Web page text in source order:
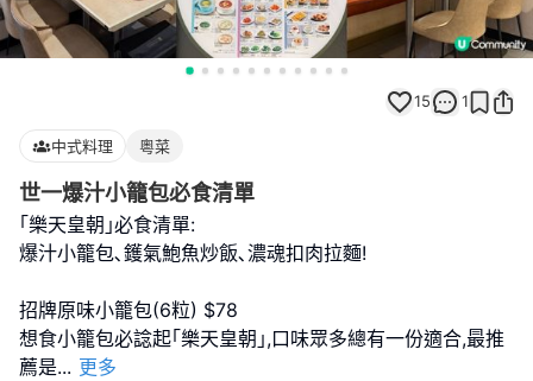
15 1
中式料理 粵菜
世一爆汁小籠包必食清單
｢樂天皇朝｣必食清單:
爆汁小籠包､鑊氣鮑魚炒飯､濃魂扣肉拉麵!
招牌原味小籠包(6粒) $78
想食小籠包必諗起｢樂天皇朝｣,口味眾多總有一份適合,最推
薦是... 更多